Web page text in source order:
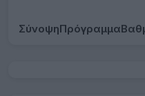
ΣύνοψηΠρόγραμμα